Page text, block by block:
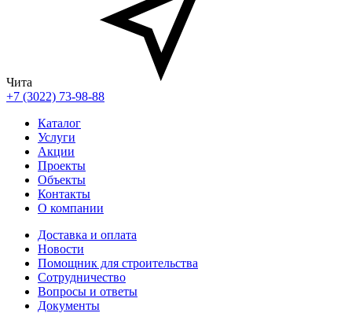
Чита
+7 (3022) 73-98-88
Каталог
Услуги
Акции
Проекты
Объекты
Контакты
О компании
Доставка и оплата
Новости
Помощник для строительства
Сотрудничество
Вопросы и ответы
Документы